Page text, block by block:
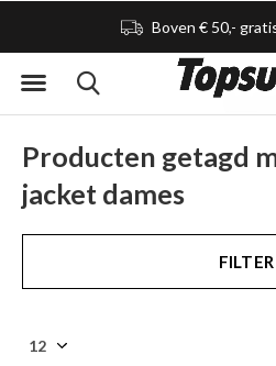
Boven € 50,-
Producten getagd
jacket dames
FILTER